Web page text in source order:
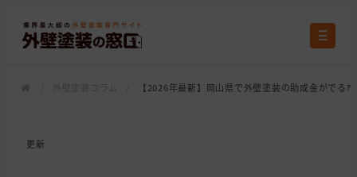
【2026年最新】岡山県で外壁塗装の助成金がでる
更新